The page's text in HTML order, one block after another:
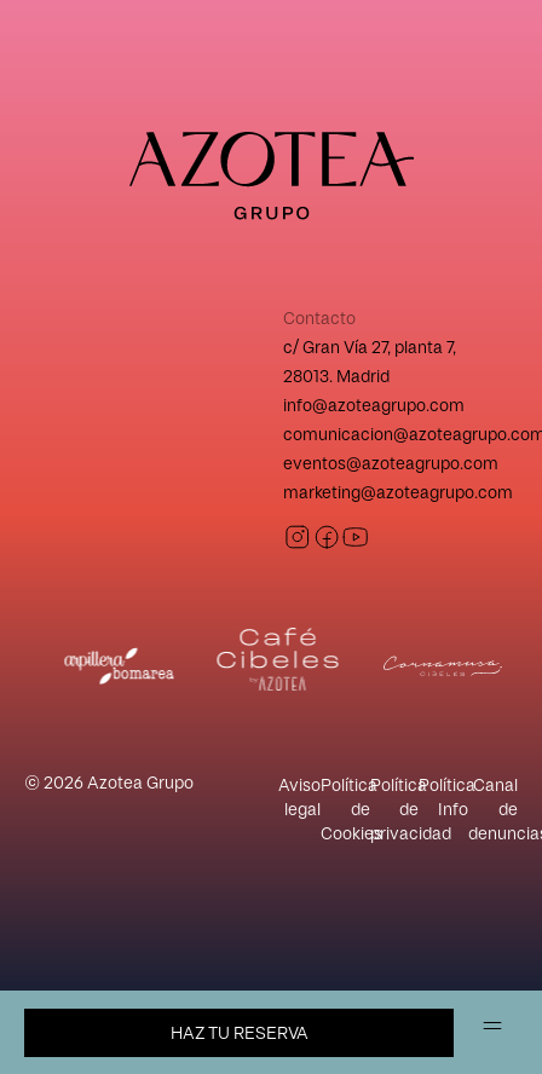
HAZ TU RESERVA
Contacto
c/ Gran Vía 27, planta 7,
28013. Madrid
info@azoteagrupo.com
eventos@azoteagrupo.com
marketing@azoteagrupo.com
© 2026 Azotea Grupo
Aviso
legal
Política
de
Cookies
Política
de
privacidad
Política
Info
Canal
de